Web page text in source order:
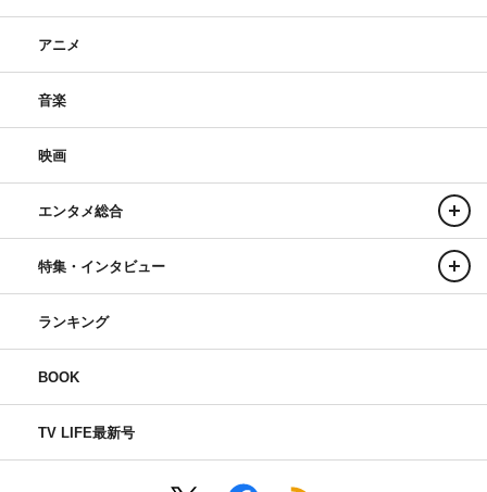
アニメ
音楽
映画
エンタメ総合
特集・インタビュー
ランキング
BOOK
TV LIFE最新号